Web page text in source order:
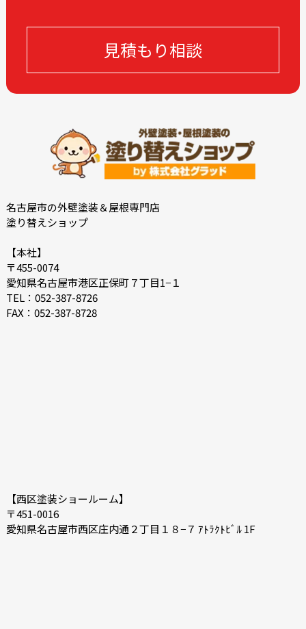
見積もり相談
名古屋市の外壁塗装＆屋根専門店
塗り替えショップ
【本社】
〒455-0074
愛知県名古屋市港区正保町７丁目1−１
TEL：052-387-8726
FAX：052-387-8728
【西区塗装ショールーム】
〒451-0016
愛知県名古屋市西区庄内通２丁目１８−７ ｱﾄﾗｸﾄﾋﾞﾙ 1F